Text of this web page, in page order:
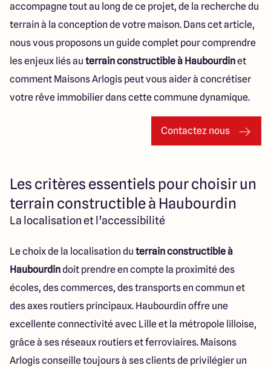
accompagne tout au long de ce projet, de la recherche du
terrain à la conception de votre maison. Dans cet article,
nous vous proposons un guide complet pour comprendre
les enjeux liés au terrain constructible à Haubourdinet
comment Maisons Arlogis peut vous aider à concrétiser
votre rêve immobilier dans cette commune dynamique.
Contactez nous
Les critères essentiels pour choisir un
terrain constructible à Haubourdin
La localisation et l’accessibilité
Le choix de la localisation du terrain constructible à
Haubourdindoit prendre en compte la proximité des
écoles, des commerces, des transports en commun et
des axes routiers principaux. Haubourdin offre une
excellente connectivité avec Lille et la métropole lilloise,
grâce à ses réseaux routiers et ferroviaires. Maisons
Arlogis conseille toujours à ses clients de privilégier un